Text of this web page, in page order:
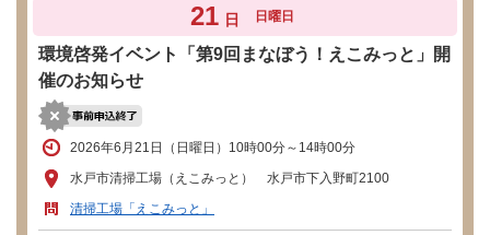
21 日 日曜日
環境啓発イベント「第9回まなぼう！えこみっと」開
催のお知らせ
2026年6月21日（日曜日）10時00分～14時00分
水戸市清掃工場（えこみっと） 水戸市下入野町2100
清掃工場「えこみっと」